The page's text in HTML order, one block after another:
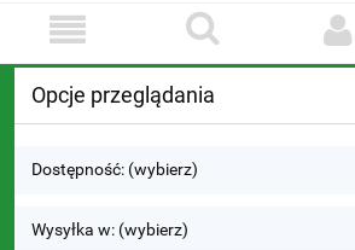
Opcje przeglądania
Dostępność: (wybierz)
Wysyłka w: (wybierz)